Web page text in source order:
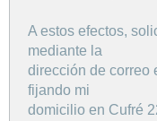
A estos efectos,
mediante la
dirección de correo
fijando mi
domicilio en Cufré